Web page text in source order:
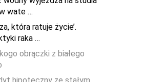
wate …
która ratuje życie’.
raka …
obrączki z białego